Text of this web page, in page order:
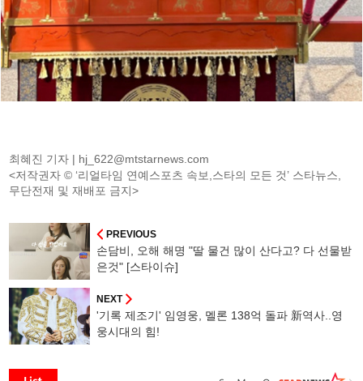
최혜진 기자 | hj_622@mtstarnews.com
<저작권자 © ‘리얼타임 연예스포츠 속보,스타의 모든 것’ 스타뉴스,
무단전재 및 재배포 금지>
PREVIOUS
손담비, 오해 해명 "딸 물건 많이 산다고? 다 선물받
은것" [스타이슈]
NEXT
'기록 제조기' 임영웅, 멜론 138억 돌파 新역사..영
웅시대의 힘!